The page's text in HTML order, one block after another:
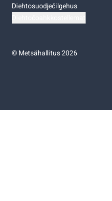
Diehtosuodječilgehus
©Metsähallitus 2026